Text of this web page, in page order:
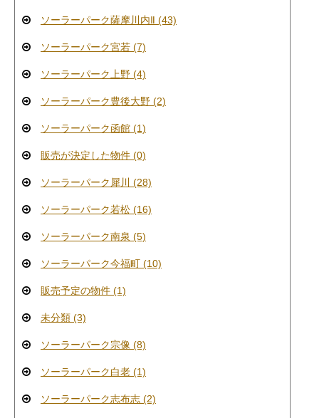
ソーラーパーク薩摩川内Ⅱ (43)
ソーラーパーク宮若 (7)
ソーラーパーク上野 (4)
ソーラーパーク豊後大野 (2)
ソーラーパーク函館 (1)
販売が決定した物件 (0)
ソーラーパーク犀川 (28)
ソーラーパーク若松 (16)
ソーラーパーク南泉 (5)
ソーラーパーク今福町 (10)
販売予定の物件 (1)
未分類 (3)
ソーラーパーク宗像 (8)
ソーラーパーク白老 (1)
ソーラーパーク志布志 (2)